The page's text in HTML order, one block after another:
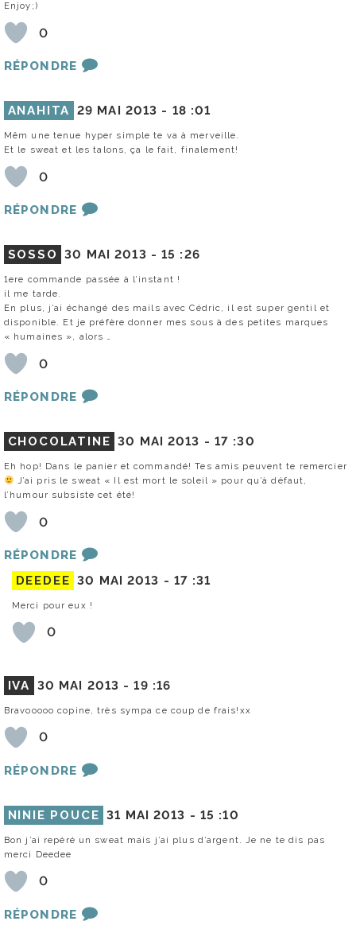
Enjoy;)
0
RÉPONDRE
ANAHITA 29 MAI 2013 - 18 :01
Mêm une tenue hyper simple te va à merveille.
Et le sweat et les talons, ça le fait, finalement!
0
RÉPONDRE
SOSSO 30 MAI 2013 -15 :26
1ere commande passée à l’instant !
il me tarde.
En plus, j’ai échangé des mails avec Cédric, il est super gentil et
disponible. Et je préfère donner mes sous à des petites marques
« humaines », alors …
0
RÉPONDRE
CHOCOLATINE 30 MAI 2013 - 17 :30
Eh hop! Dans le panier et commandé! Tes amis peuvent te remercier
J’ai pris le sweat « Il est mort le soleil » pour qu’à défaut,
l’humour subsiste cet été!
0
RÉPONDRE
DEEDEE 30 MAI 2013 - 17 :31
Merci pour eux !
0
IVA 30 MAI 2013 -19 :16
Bravooooo copine, très sympa ce coup de frais!xx
0
RÉPONDRE
NINIE POUCE 31 MAI 2013 - 15 :10
Bon j’ai repéré un sweat mais j’ai plus d’argent. Je ne te dis pas
merci Deedee
0
RÉPONDRE